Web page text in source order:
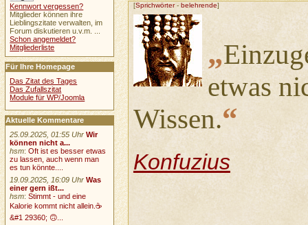
[Sprichwörter- belehrende]
„
etwas
Wissen.“
Konfuzius
Kennwort vergessen?
Mitglieder können ihre
Lieblingszitate verwalten, im
Forum diskutieren u.v.m. ...
Schon angemeldet?
Mitgliederliste
Für Ihre Homepage
Das Zitat des Tages
Das Zufallszitat
Module für WP/Joomla
Aktuelle Kommentare
25.09.2025, 01:55 Uhr Wir
können nicht a...
hsm:Oft ist es besser etwas
zu lassen, auch wenn man
es tun könnte....
19.09.2025, 16:09 Uhr Was
einer gern ißt...
hsm:Stimmt - und eine
Kalorie kommt nicht allein.☕
&#1 29360; 🙃...